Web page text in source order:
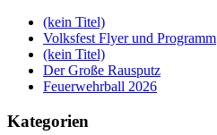
(kein Titel)
Volksfest Flyer und Programm
(kein Titel)
Der Große Rausputz
Feuerwehrball 2026
Kategorien